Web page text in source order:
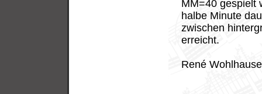
MM=40 gespielt
halbe Minute
zwischen
erreicht.
René